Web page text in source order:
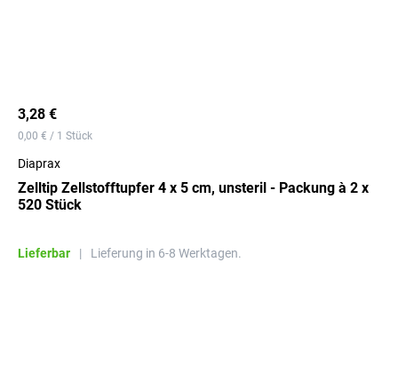
3,28 €
0,00 € / 1 Stück
Diaprax
Zelltip Zellstofftupfer 4 x 5 cm, unsteril - Packung à 2 x
520 Stück
Lieferbar | Lieferung in 6-8 Werktagen.